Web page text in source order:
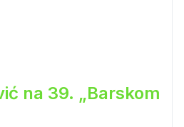
na 39. „Barskom